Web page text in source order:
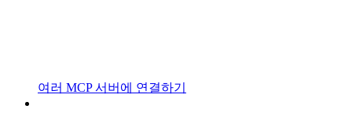
여러 MCP 서버에 연결하기